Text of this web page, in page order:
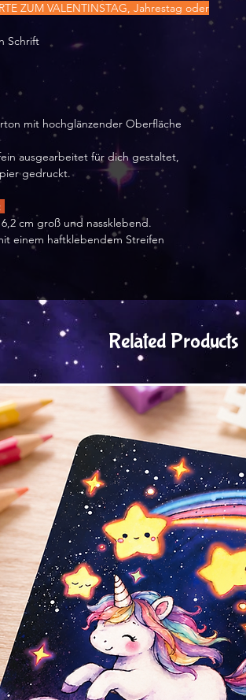
ZUM VALENTINSTAG, Jahrestag oder
Schrift
mit hochglänzender Oberfläche
ausgearbeitet für dich gestaltet,
gedruckt.
cm groß und nassklebend.
einem haftklebendem Streifen
Related Products